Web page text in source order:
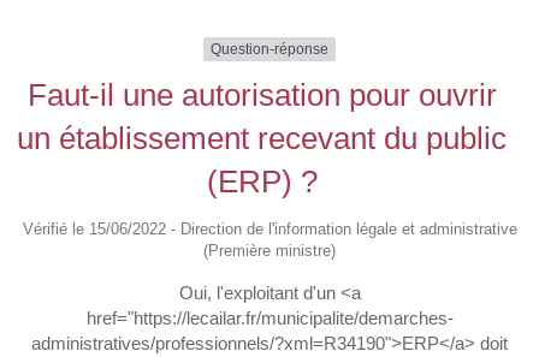
Question-réponse
Faut-il une autorisation pour ouvrir
un établissement recevant du public
(ERP) ?
Vérifié le 15/06/2022 - Direction de l'information légale et administrative
(Première ministre)
Oui, l'exploitant d'un <a
href="https://lecailar.fr/municipalite/demarches-
administratives/professionnels/?xml=R34190">ERP</a> doit